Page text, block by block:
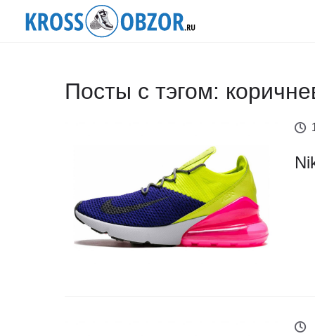
Посты с тэгом: